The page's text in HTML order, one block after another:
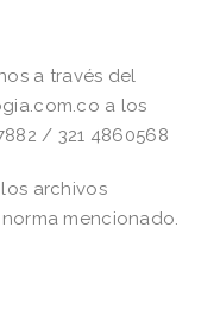
a través del
a los
/ 321 4860568
archivos
mencionado.